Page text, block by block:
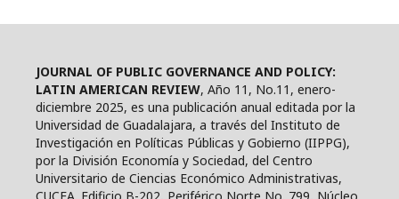
JOURNAL OF PUBLIC GOVERNANCE AND POLICY:
LATIN AMERICAN REVIEW, Año 11, No.11, enero-
diciembre 2025, es una publicación anual editada por la
Universidad de Guadalajara, a través del Instituto de
Investigación en Políticas Públicas y Gobierno (IIPPG),
por la División Economía y Sociedad, del Centro
Universitario de Ciencias Económico Administrativas,